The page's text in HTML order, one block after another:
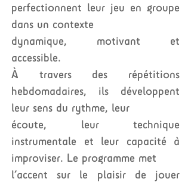
perfectionnent leur jeu en groupe
dans un contexte
dynamique, motivant et
accessible.
À travers des répétitions
hebdomadaires, ils développent
leur sens du rythme, leur
écoute, leur technique
instrumentale et leur capacité à
improviser. Le programme met
l’accent sur le plaisir de jouer